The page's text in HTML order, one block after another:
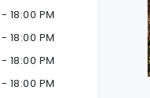
18:00 PM
18:00 PM
18:00 PM
18:00 PM